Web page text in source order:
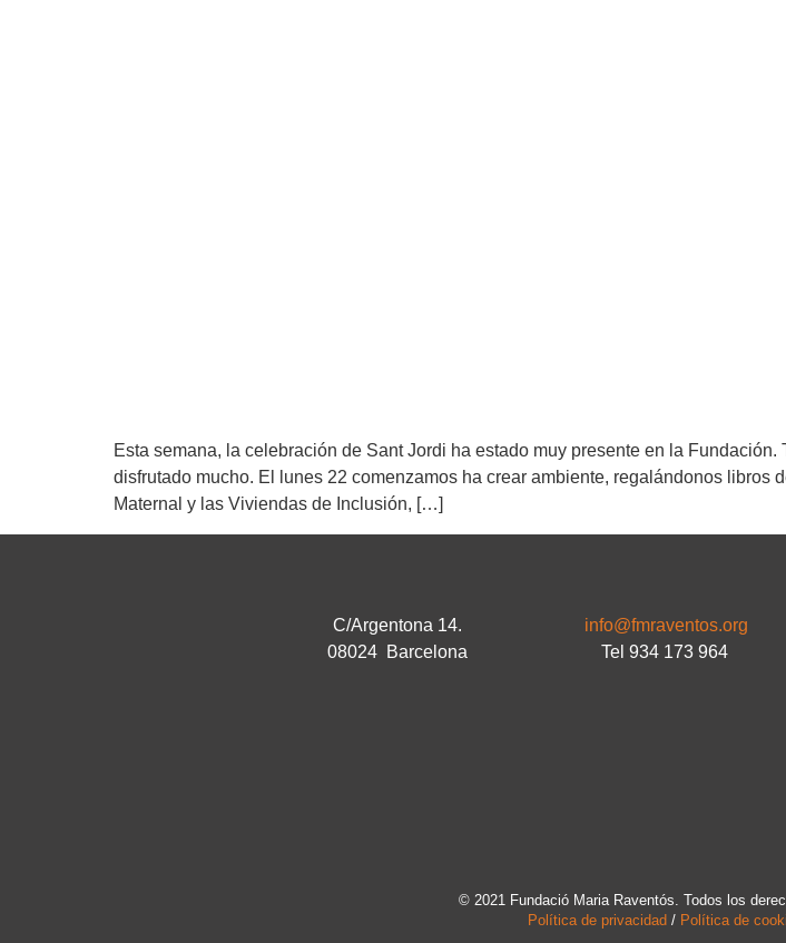
Esta semana, la celebración de Sant Jordi ha estado muy presente en la
disfrutado mucho. El lunes 22 comenzamos ha crear ambiente, regalándonos
Maternal y las Viviendas de Inclusión, […]
C/Argentona 14.
08024 Barcelona
info@fmraventos.org
Tel 934 173 964
© 2021 Fundació Maria Raventós. Todos los
Política de privacidad / Política de